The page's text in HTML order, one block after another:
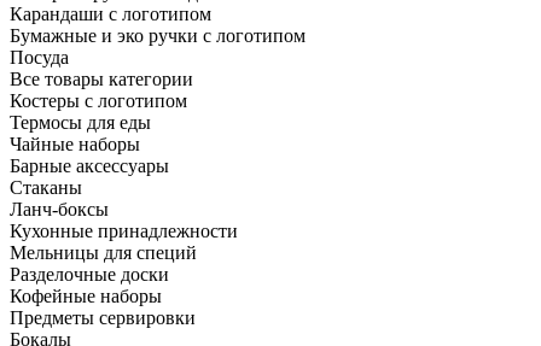
Карандаши с логотипом
Бумажные и эко ручки с логотипом
Посуда
Все товары категории
Костеры с логотипом
Термосы для еды
Чайные наборы
Барные аксессуары
Стаканы
Ланч-боксы
Кухонные принадлежности
Мельницы для специй
Разделочные доски
Кофейные наборы
Предметы сервировки
Бокалы